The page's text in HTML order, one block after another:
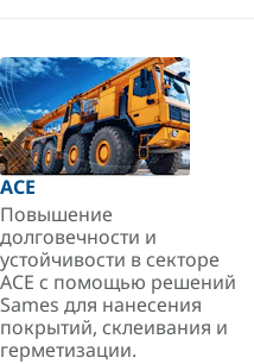
ACE
Повышение
долговечности и
устойчивости в секторе
ACE с помощью решений
Sames для нанесения
покрытий, склеивания и
герметизации.